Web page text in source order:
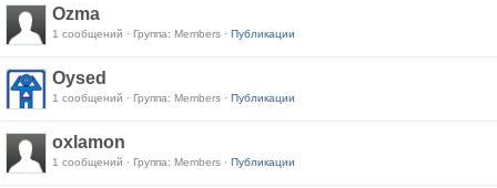
Ozma
1 сообщений · Группа: Members · Публикации
Oysed
1 сообщений · Группа: Members · Публикации
oxlamon
1 сообщений · Группа: Members · Публикации